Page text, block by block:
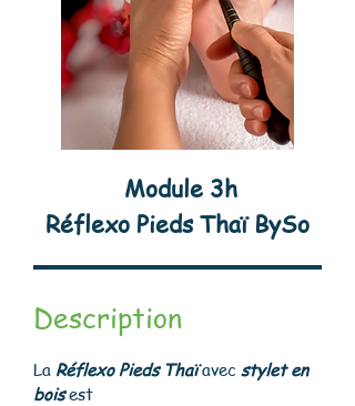
Module 3h
Réflexo Pieds Thaï BySo
Description
La Réflexo Pieds Thaïavec stylet en
boisest